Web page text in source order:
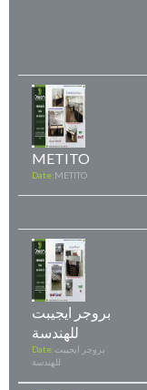
METITO
Date:METITO
بروجر ايجيبت
للهندسة
Date:بروجر ايجيبت
للهندسة